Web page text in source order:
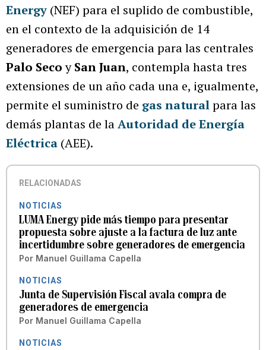
Energy (NEF) para el suplido de combustible,
en el contexto de la adquisición de 14
generadores de emergencia para las centrales
Palo SecoySan Juan, contempla hasta tres
extensiones de un año cada una e, igualmente,
permite el suministro de gas naturalpara las
demás plantas de laAutoridad de Energía
Eléctrica (AEE).
RELACIONADAS
NOTICIAS
LUMA Energy pide más tiempo para presentar
propuesta sobre ajuste a la factura de luz ante
incertidumbre sobre generadores de emergencia
Por Manuel Guillama Capella
NOTICIAS
Junta de Supervisión Fiscal avala compra de
generadores de emergencia
Por Manuel Guillama Capella
NOTICIAS